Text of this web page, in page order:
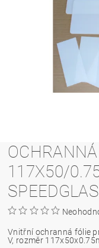
117X50/
Vnitřní ochranná fólie
V, rozměr